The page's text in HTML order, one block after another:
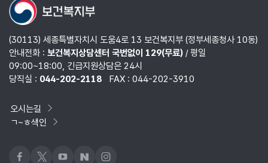
(30113) 세종특별자치시 도움4로 13 보건복지부 (정부세종청사 10동)
안내전화 : 보건복지상담센터 국번없이 129(무료)/ 평일
09:00~18:00, 긴급지원상담은 24시
당직실 : 044-202-2118 FAX : 044-202-3910
오시는길
ㄱ~ㅎ색인
페이스북
x 유튜브네이버블로그
인스타그램